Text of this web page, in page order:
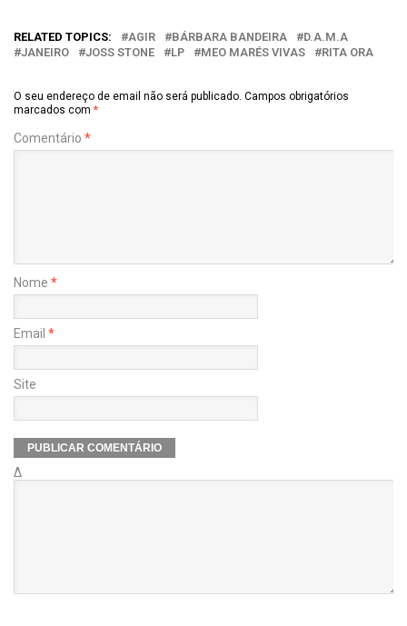
RELATED TOPICS: AGIR BÁRBARA BANDEIRA
D.A.M.A
JANEIRO
JOSS STONE LP MEO MARÉS VIVAS RITA ORA
O seu endereço de email não será publicado. Campos obrigatórios
marcados com *
Comentário *
Nome *
Email *
Site
Δ